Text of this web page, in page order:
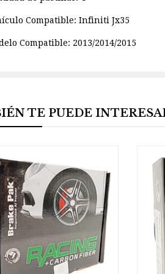
Compatible: Infiniti Jx35
Compatible: 2013/2014/2015
TE PUEDE